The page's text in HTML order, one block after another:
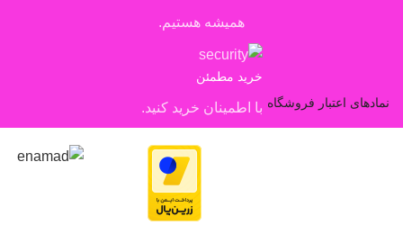
همیشه هستیم.
خرید مطمئن
با اطمینان خرید کنید. نمادهای اعتبار فروشگاه